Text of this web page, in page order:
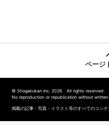
ページ
© Shogakukan Inc. 2026 All rights reserved.
No reproduction or republication without written
掲載の記事・写真・イラスト等のすべてのコンテ